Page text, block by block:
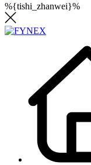
%{tishi_zhanwei}%